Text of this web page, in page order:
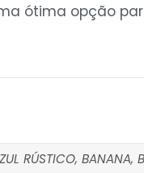
ótima opção
RÚSTICO, BANANA,